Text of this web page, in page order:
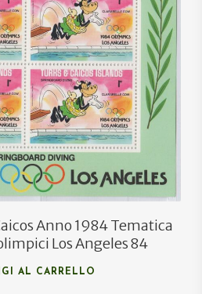
€7,20
€4,50
Anno 1984 Tematica
Los Angeles 84
AL CARRELLO